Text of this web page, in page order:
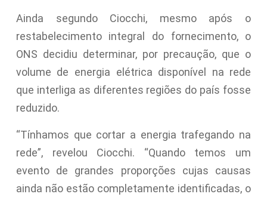
Ainda segundo Ciocchi, mesmo após o
restabelecimento integral do fornecimento, o
ONS decidiu determinar, por precaução, que o
volume de energia elétrica disponível na rede
que interliga as diferentes regiões do país fosse
reduzido.
“Tínhamos que cortar a energia trafegando na
rede”, revelou Ciocchi. “Quando temos um
evento de grandes proporções cujas causas
ainda não estão completamente identificadas, o